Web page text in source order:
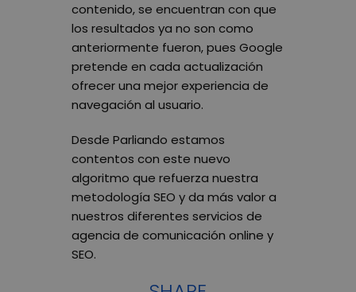
contenido, se encuentran con que
los resultados ya no son como
anteriormente fueron, pues Google
pretende en cada actualización
ofrecer una mejor experiencia de
navegación al usuario.
Desde Parliando estamos
contentos con este nuevo
algoritmo que refuerza nuestra
metodología SEO y da más valor a
nuestros diferentes servicios de
agencia de comunicación online y
SEO.